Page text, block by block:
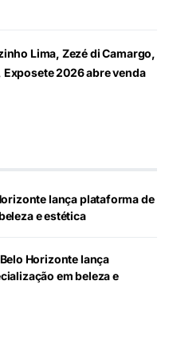
Lima, Zezé di Camargo,
2026 abre venda
lança plataforma de
e estética
Horizonte lança
em beleza e